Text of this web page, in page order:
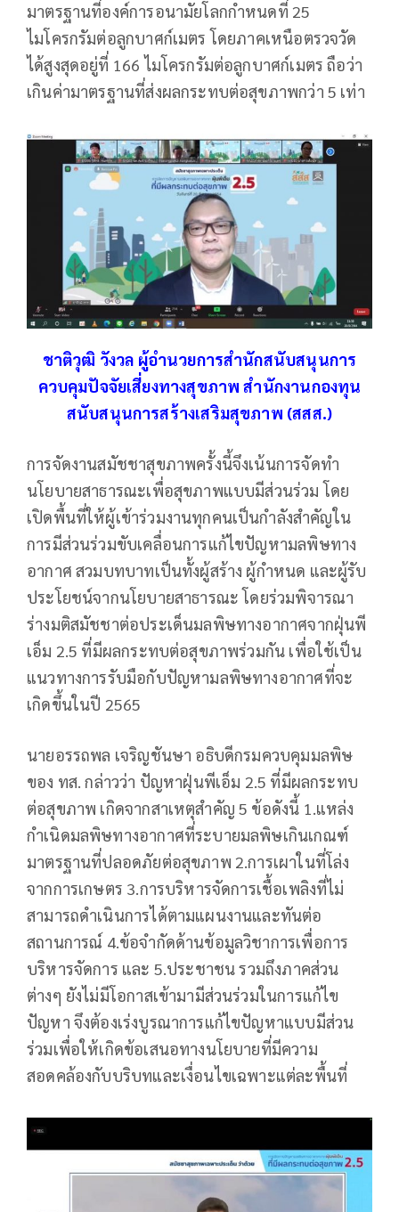
มาตรฐานที่องค์การอนามัยโลกกำหนดที่ 25
ไมโครกรัมต่อลูกบาศก์เมตร โดยภาคเหนือตรวจวัด
ได้สูงสุดอยู่ที่ 166 ไมโครกรัมต่อลูกบาศก์เมตร ถือว่า
เกินค่ามาตรฐานที่ส่งผลกระทบต่อสุขภาพกว่า 5 เท่า
ชาติวุฒิ วังวล ผู้อำนวยการสำนักสนับสนุนการ
ควบคุมปัจจัยเสี่ยงทางสุขภาพ สำนักงานกองทุน
สนับสนุนการสร้างเสริมสุขภาพ (สสส.)
การจัดงานสมัชชาสุขภาพครั้งนี้จึงเน้นการจัดทำ
นโยบายสาธารณะเพื่อสุขภาพแบบมีส่วนร่วม โดย
เปิดพื้นที่ให้ผู้เข้าร่วมงานทุกคนเป็นกำลังสำคัญใน
การมีส่วนร่วมขับเคลื่อนการแก้ไขปัญหามลพิษทาง
อากาศ สวมบทบาทเป็นทั้งผู้สร้าง ผู้กำหนด และผู้รับ
ประโยชน์จากนโยบายสาธารณะ โดยร่วมพิจารณา
ร่างมติสมัชชาต่อประเด็นมลพิษทางอากาศจากฝุ่นพี
เอ็ม 2.5 ที่มีผลกระทบต่อสุขภาพร่วมกัน เพื่อใช้เป็น
แนวทางการรับมือกับปัญหามลพิษทางอากาศที่จะ
เกิดขึ้นในปี 2565
นายอรรถพล เจริญชันษา อธิบดีกรมควบคุมมลพิษ
ของ ทส. กล่าวว่า ปัญหาฝุ่นพีเอ็ม 2.5 ที่มีผลกระทบ
ต่อสุขภาพ เกิดจากสาเหตุสำคัญ 5 ข้อดังนี้ 1.แหล่ง
กำเนิดมลพิษทางอากาศที่ระบายมลพิษเกินเกณฑ์
มาตรฐานที่ปลอดภัยต่อสุขภาพ 2.การเผาในที่โล่ง
จากการเกษตร 3.การบริหารจัดการเชื้อเพลิงที่ไม่
สามารถดำเนินการได้ตามแผนงานและทันต่อ
สถานการณ์ 4.ข้อจำกัดด้านข้อมูลวิชาการเพื่อการ
บริหารจัดการ และ 5.ประชาชน รวมถึงภาคส่วน
ต่างๆ ยังไม่มีโอกาสเข้ามามีส่วนร่วมในการแก้ไข
ปัญหา จึงต้องเร่งบูรณาการแก้ไขปัญหาแบบมีส่วน
ร่วมเพื่อให้เกิดข้อเสนอทางนโยบายที่มีความ
สอดคล้องกับบริบทและเงื่อนไขเฉพาะแต่ละพื้นที่